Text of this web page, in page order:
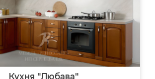
Кухня "Любава"